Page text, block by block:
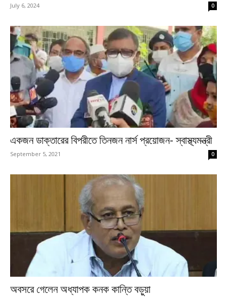
July 6, 2024 0
একজন ডাক্তারের বিপরীতে তিনজন নার্স প্রয়োজন- স্বাস্থ্যমন্ত্রী
September 5, 2021 0
অবসরে গেলেন অধ্যাপক কনক কান্তি বড়ুয়া